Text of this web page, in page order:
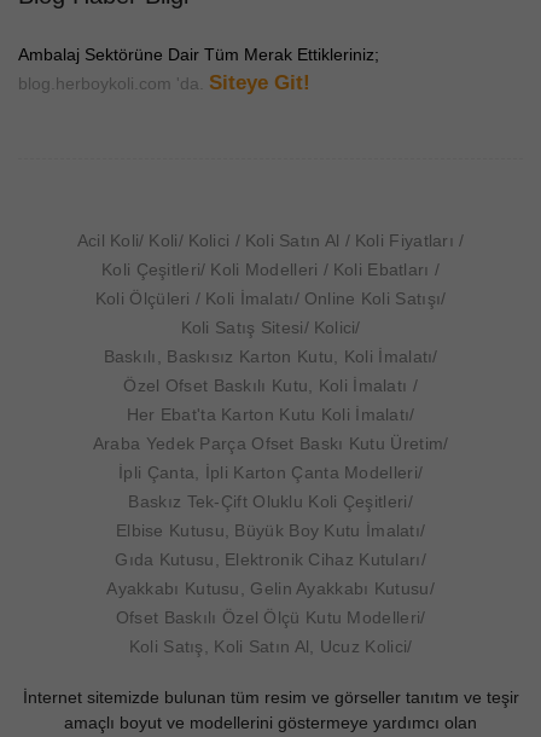
Ambalaj Sektörüne Dair Tüm Merak Ettikleriniz;
blog.herboykoli.com 'da.
Siteye Git!
Acil Koli Koli Kolici Koli Satın Al
Koli Fiyatları
Koli Çeşitleri Koli Modelleri
Koli Ebatları
Koli Ölçüleri Koli İmalatı
Online Koli Satışı
Koli Satış Sitesi
Kolici
Baskılı, Baskısız Karton Kutu, Koli İmalatı
Özel Ofset Baskılı Kutu, Koli İmalatı
Her Ebat'ta Karton Kutu Koli İmalatı
Araba Yedek Parça Ofset Baskı Kutu Üretim
İpli Çanta, İpli Karton Çanta Modelleri
Baskız Tek-Çift Oluklu Koli Çeşitleri
Elbise Kutusu, Büyük Boy Kutu İmalatı
Gıda Kutusu, Elektronik Cihaz Kutuları
Ayakkabı Kutusu, Gelin Ayakkabı Kutusu
Ofset Baskılı Özel Ölçü Kutu Modelleri
Koli Satış, Koli Satın Al, Ucuz Kolici
İnternet sitemizde bulunan tüm resim ve görseller tanıtım ve teşir
amaçlı boyut ve modellerini göstermeye yardımcı olan